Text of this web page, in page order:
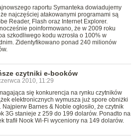
raportu Symanteka dowiadujemy
najczęściej atakowanymi programami są
Reader, Flash oraz Internet Explorer.
poinformowano, że w 2009 roku
szkodliwego kodu wzrosła o 100% w
Zidentyfikowano ponad 240 milionów
czytniki e-booków
2010, 11:29
się konkurencja na rynku czytników
elektronicznych wymusza już spore obniżki
Najpierw Barnes & Noble ogłosiło, że czytnik
3G stanieje z 259 do 199 dolarów. Ponadto na
trafił Nook Wi-Fi wyceniony na 149 dolarów.